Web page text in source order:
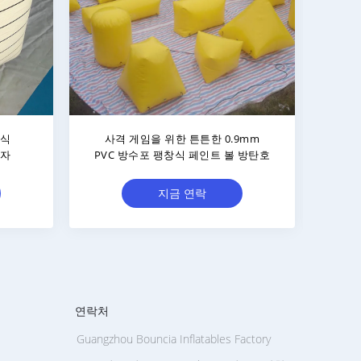
한
야외 활동을 위한 주문을 받아서 만들
어진 팽창식 육군 방탄호
지금 연락
연락처
Guangzhou Bouncia Inflatables Factory